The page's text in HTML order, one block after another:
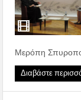
Μερόπη
Διαβάστε